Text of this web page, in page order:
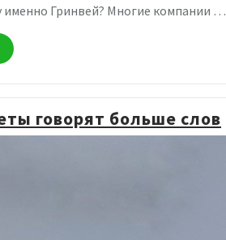
именно Гринвей? Многие компании …
говорят больше слов